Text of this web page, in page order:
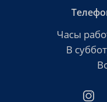
Часы
В